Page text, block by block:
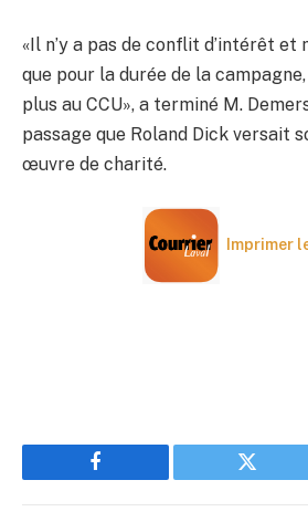
«Il n’y a pas de conflit d’intérêt et
que pour la durée de la
plus au CCU», a terminé M.
passage que Roland Dick versait
œuvre de charité.
Imprimer
Facebook Twitter